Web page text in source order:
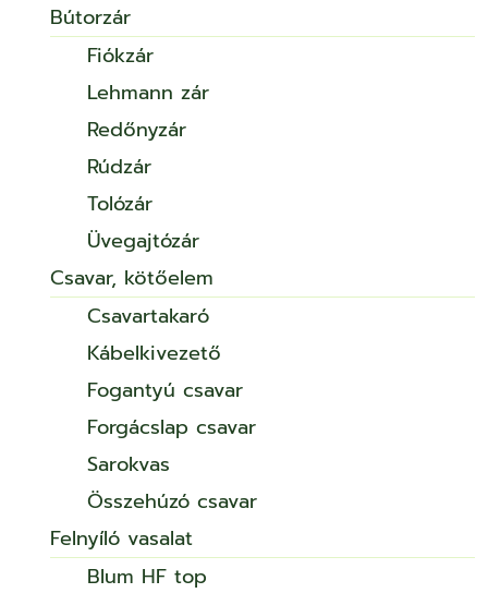
Bútorzár
Fiókzár
Lehmann zár
Redőnyzár
Rúdzár
Tolózár
Üvegajtózár
Csavar, kötőelem
Csavartakaró
Kábelkivezető
Fogantyú csavar
Forgácslap csavar
Sarokvas
Összehúzó csavar
Felnyíló vasalat
Blum HF top